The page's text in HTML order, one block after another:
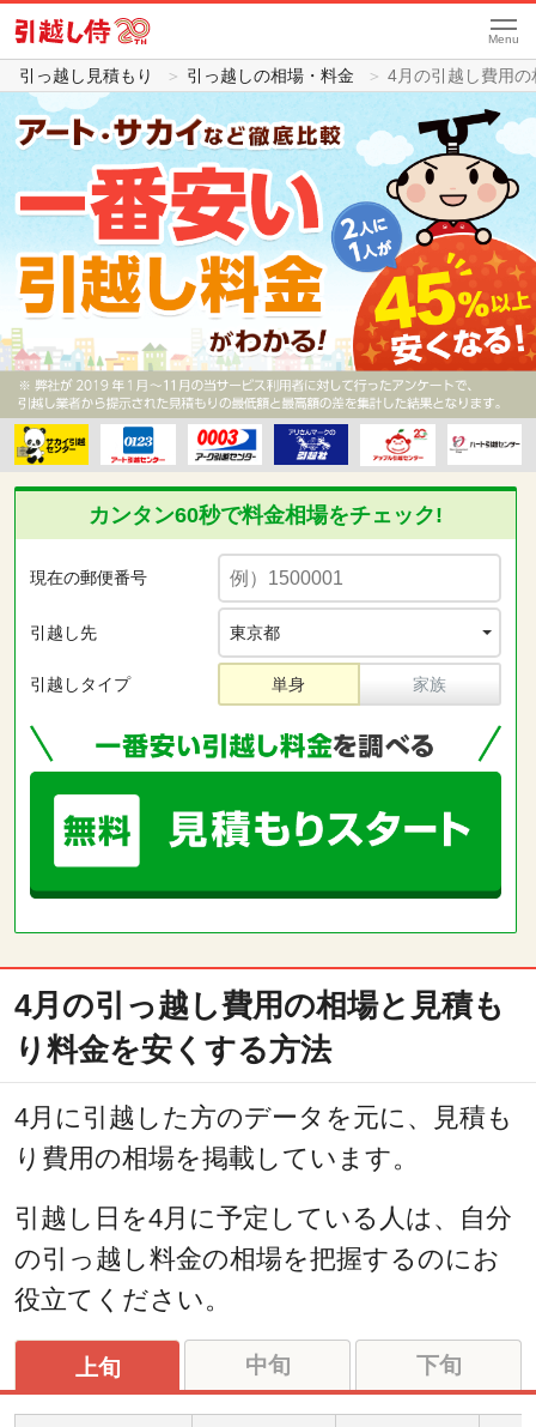
Menu
引っ越し見積もり 引っ越しの相場・料金 4月の引越し費用の
カンタン60秒で料金相場をチェック!
現在の郵便番号
引越し先
引越しタイプ 単身 家族
4月の引っ越し費用の相場と見積も
り料金を安くする方法
4月に引越した方のデータを元に、見積も
り費用の相場を掲載しています。
引越し日を4月に予定している人は、自分
の引っ越し料金の相場を把握するのにお
役立てください。
上旬 中旬 下旬